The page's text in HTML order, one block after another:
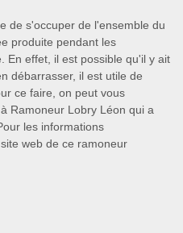
de s'occuper de l'ensemble du
produite pendant les
En effet, il est possible qu'il y ait
débarrasser, il est utile de
ce faire, on peut vous
Ramoneur Lobry Léon qui a
les informations
web de ce ramoneur